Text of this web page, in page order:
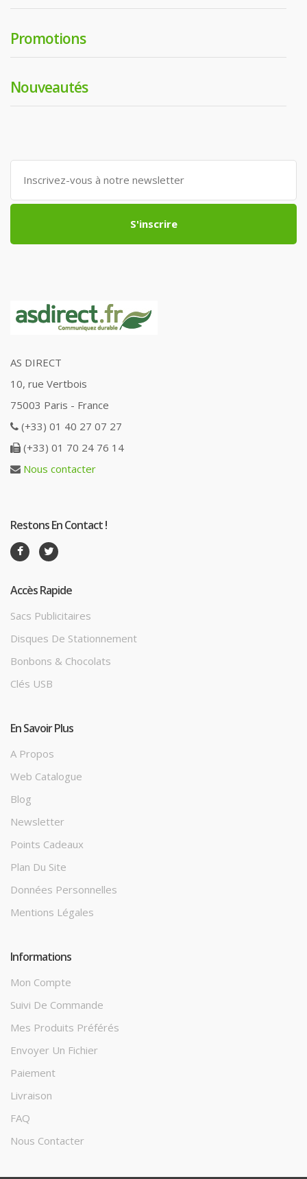
Promotions
Nouveautés
S'inscrire
AS DIRECT
10, rue Vertbois
75003 Paris - France
(+33) 01 40 27 07 27
(+33) 01 70 24 76 14
Nous contacter
Restons En Contact !
Accès Rapide
Sacs Publicitaires
Disques De Stationnement
Bonbons & Chocolats
Clés USB
En Savoir Plus
A Propos
Web Catalogue
Blog
Newsletter
Points Cadeaux
Plan Du Site
Données Personnelles
Mentions Légales
Informations
Mon Compte
Suivi De Commande
Mes Produits Préférés
Envoyer Un Fichier
Paiement
Livraison
FAQ
Nous Contacter